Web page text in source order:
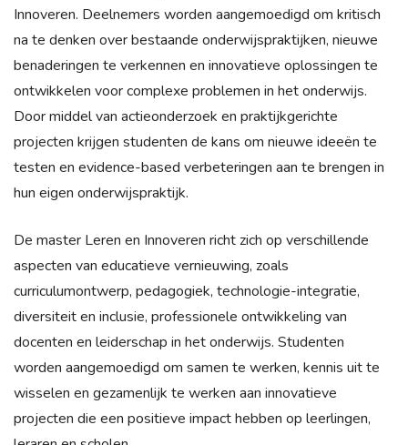
Innoveren. Deelnemers worden aangemoedigd om kritisch
na te denken over bestaande onderwijspraktijken, nieuwe
benaderingen te verkennen en innovatieve oplossingen te
ontwikkelen voor complexe problemen in het onderwijs.
Door middel van actieonderzoek en praktijkgerichte
projecten krijgen studenten de kans om nieuwe ideeën te
testen en evidence-based verbeteringen aan te brengen in
hun eigen onderwijspraktijk.
De master Leren en Innoveren richt zich op verschillende
aspecten van educatieve vernieuwing, zoals
curriculumontwerp, pedagogiek, technologie-integratie,
diversiteit en inclusie, professionele ontwikkeling van
docenten en leiderschap in het onderwijs. Studenten
worden aangemoedigd om samen te werken, kennis uit te
wisselen en gezamenlijk te werken aan innovatieve
projecten die een positieve impact hebben op leerlingen,